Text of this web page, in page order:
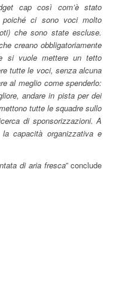
cap così com’è stato
ci sono voci molto
che sono state escluse.
creano obbligatoriamente
si vuole mettere un tetto
tutte le voci, senza alcuna
al meglio come spenderlo:
andare in pista per dei
tutte le squadre sullo
di sponsorizzazioni. A
capacità organizzativa e
di aria fresca” conclude